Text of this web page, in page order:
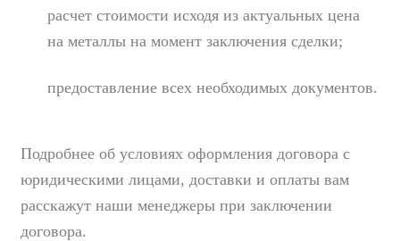
расчет стоимости исходя из актуальных цена
на металлы на момент заключения сделки;
предоставление всех необходимых документов.
Подробнее об условиях оформления договора с
юридическими лицами, доставки и оплаты вам
расскажут наши менеджеры при заключении
договора.